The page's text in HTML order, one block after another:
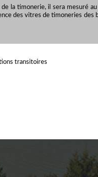
la timonerie, il sera mesuré
des vitres de timoneries des
transitoires